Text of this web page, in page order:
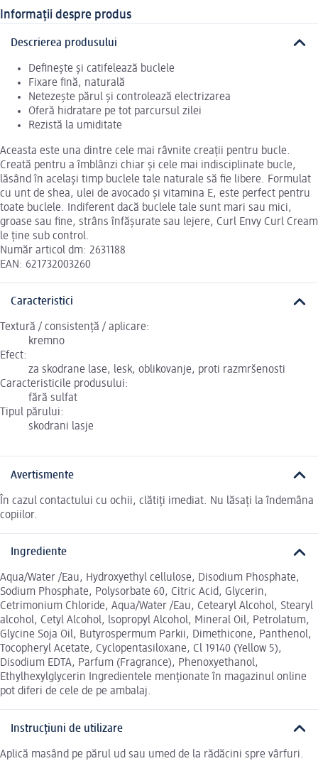
Informații despre produs
Descrierea produsului
Definește și catifelează buclele
Fixare fină, naturală
Netezește părul și controlează electrizarea
Oferă hidratare pe tot parcursul zilei
Rezistă la umiditate
Aceasta este una dintre cele mai râvnite creații pentru bucle.
Creată pentru a îmblânzi chiar și cele mai indisciplinate bucle,
lăsând în același timp buclele tale naturale să fie libere. Formulat
cu unt de shea, ulei de avocado și vitamina E, este perfect pentru
toate buclele. Indiferent dacă buclele tale sunt mari sau mici,
groase sau fine, strâns înfășurate sau lejere, Curl Envy Curl Cream
le ține sub control.
Număr articol dm: 2631188
EAN: 621732003260
Caracteristici
Textură / consistență / aplicare:
kremno
Efect:
za skodrane lase, lesk, oblikovanje, proti razmršenosti
Caracteristicile produsului:
fără sulfat
Tipul părului:
skodrani lasje
Avertismente
În cazul contactului cu ochii, clătiți imediat. Nu lăsați la îndemâna
copiilor.
Ingrediente
Aqua/Water /Eau, Hydroxyethyl cellulose, Disodium Phosphate,
Sodium Phosphate, Polysorbate 60, Citric Acid, Glycerin,
Cetrimonium Chloride, Aqua/Water /Eau, Cetearyl Alcohol, Stearyl
alcohol, Cetyl Alcohol, lsopropyl Alcohol, Mineral Oil, Petrolatum,
Glycine Soja Oil, Butyrospermum Parkii, Dimethicone, Panthenol,
Tocopheryl Acetate, Cyclopentasiloxane, Cl 19140 (Yellow 5),
Disodium EDTA, Parfum (Fragrance), Phenoxyethanol,
Ethylhexylglycerin Ingredientele menționate în magazinul online
pot diferi de cele de pe ambalaj.
Instrucțiuni de utilizare
Aplică masând pe părul ud sau umed de la rădăcini spre vârfuri.